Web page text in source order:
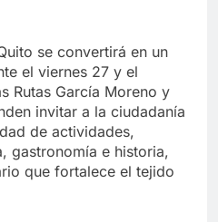
se convertirá en un
el viernes 27 y el
Rutas García Moreno y
invitar a la ciudadanía
de actividades,
gastronomía e historia,
que fortalece el tejido